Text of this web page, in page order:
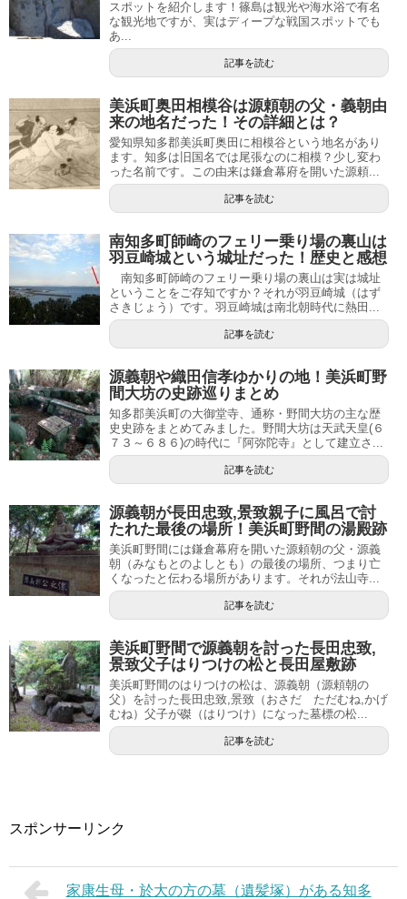
スポットを紹介します！篠島は観光や海水浴で有名
な観光地ですが、実はディープな戦国スポットでも
あ...
記事を読む
美浜町奥田相模谷は源頼朝の父・義朝由
来の地名だった！その詳細とは？
愛知県知多郡美浜町奥田に相模谷という地名があり
ます。知多は旧国名では尾張なのに相模？少し変わ
った名前です。この由来は鎌倉幕府を開いた源頼...
記事を読む
南知多町師崎のフェリー乗り場の裏山は
羽豆崎城という城址だった！歴史と感想
南知多町師崎のフェリー乗り場の裏山は実は城址
ということをご存知ですか？それが羽豆崎城（はず
さきじょう）です。羽豆崎城は南北朝時代に熱田...
記事を読む
源義朝や織田信孝ゆかりの地！美浜町野
間大坊の史跡巡りまとめ
知多郡美浜町の大御堂寺、通称・野間大坊の主な歴
史史跡をまとめてみました。野間大坊は天武天皇(６
７３～６８６)の時代に『阿弥陀寺』として建立さ...
記事を読む
源義朝が長田忠致,景致親子に風呂で討
たれた最後の場所！美浜町野間の湯殿跡
美浜町野間には鎌倉幕府を開いた源頼朝の父・源義
朝（みなもとのよしとも）の最後の場所、つまり亡
くなったと伝わる場所があります。それが法山寺...
記事を読む
美浜町野間で源義朝を討った長田忠致,
景致父子はりつけの松と長田屋敷跡
美浜町野間のはりつけの松は、源義朝（源頼朝の
父）を討った長田忠致,景致（おさだ ただむね,かげ
むね）父子が磔（はりつけ）になった墓標の松...
記事を読む
スポンサーリンク
家康生母・於大の方の墓（遺髪塚）がある知多